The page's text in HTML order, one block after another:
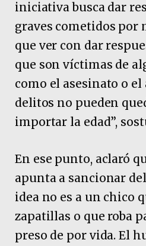
iniciativa busca dar
graves cometidos por
que ver con dar
que son víctimas de
como el asesinato o el
delitos no pueden
importar la edad”,
En ese punto, aclaró
apunta a sancionar
idea no es a un chico
zapatillas o que roba
preso de por vida. El